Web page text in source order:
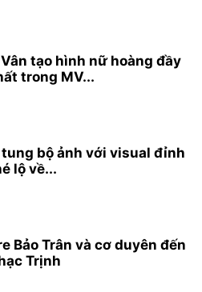
tạo hình nữ hoàng đầy
trong MV...
tung bộ ảnh với visual đỉnh
lộ về...
Bảo Trân và cơ duyên đến
Trịnh